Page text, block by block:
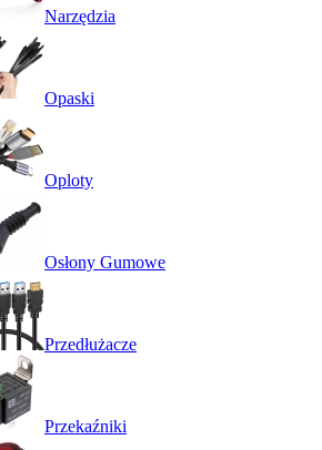
Narzędzia
Opaski
Oploty
Osłony Gumowe
Przedłużacze
Przekaźniki